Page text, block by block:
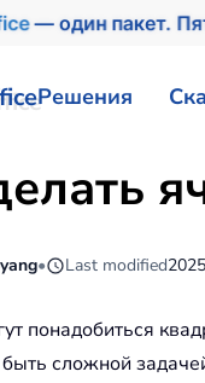
— один пакет.
Решения
• Last modified
понадобиться
сложной